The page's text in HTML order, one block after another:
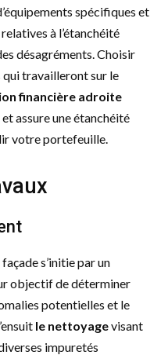
spécifiques et
à l’étanchéité
désagréments. Choisir
qui travailleront sur le
financière adroite
assure une étanchéité
votre portefeuille.
s’initie par un
objectif de déterminer
potentielles et le
le nettoyagevisant
impuretés